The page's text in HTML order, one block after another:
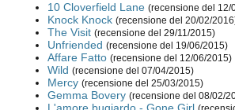
10 Cloverfield Lane (recensione del 12/
Knock Knock (recensione del 20/02/
The Visit (recensione del 29/11/2015)
Unfriended (recensione del 19/06/2015)
Affare Fatto (recensione del 12/06/2015)
Wild (recensione del 07/04/2015)
Mercy (recensione del 25/03/2015)
Gemma Bovery (recensione del 08/02/